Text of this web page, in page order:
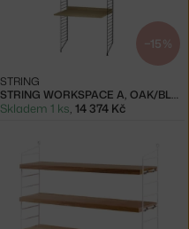
−15 %
STRING WORKSPACE A, OAK/BLACK
STRING
Skladem 1 ks 14 374 Kč